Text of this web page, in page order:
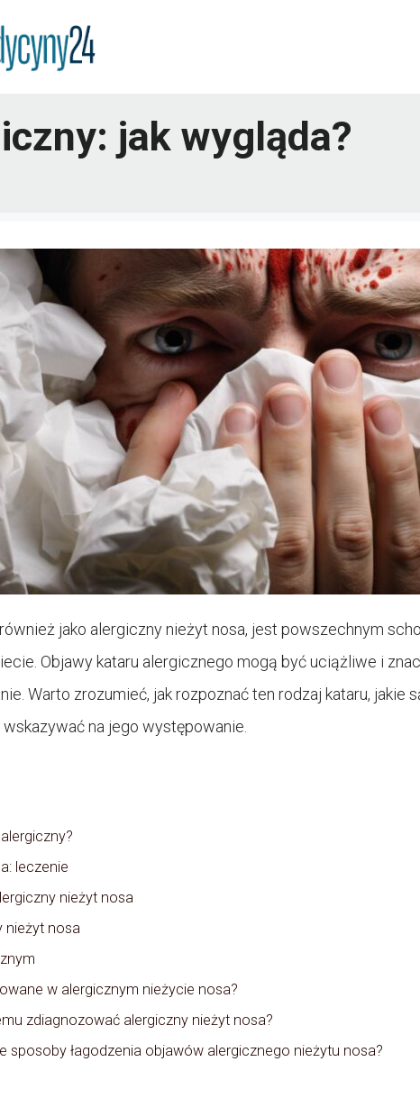
jak wygląda?
jako alergiczny nieżyt nosa, jest powszechnym
Objawy kataru alergicznego mogą być uciążliwe i
Warto zrozumieć, jak rozpoznać ten rodzaj kataru, jakie
na jego występowanie.
leczenie
nieżyt nosa
nieżyt nosa
w alergicznym nieżycie nosa?
zdiagnozować alergiczny nieżyt nosa?
sposoby łagodzenia objawów alergicznego nieżytu nosa?